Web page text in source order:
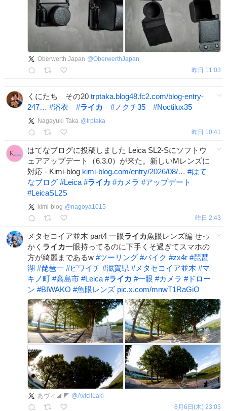
Oberwerth Japan @OberwerthJapan
昨日 11:03
くにたち その20 trptaka.blog48.fc2.com/blog-entry-
247… #浴衣 #ライカ #ノクチ35 #Noctilux35
Nagayuki Taka @trptaka
昨日 10:41
はてなブログに投稿しました Leica SL2-Sにソフトウ
ェアアップデート（6.3.0）が来た。新しいMレンズに
対応 - Kimi-blog kimi-blog.com/entry/2026/08/… #はて
なブログ #Leica #ライカ #カメラ #アップデート
#LeicaSL2S
kimi-blog @nagoya1015
昨日 2:43
メタセコイア並木 part4 一眼ライカ魚眼レンズ編 せっ
かく ライカ一眼持ってるのに下手くそ過ぎてスマホの
方が綺麗まであるw #ツーリング #バイク #zx4r #琵琶
湖 #琵琶一 #ビワイチ #滋賀県 #メタセコイア並木 #マ
キノ町 #高島市 #Leica #ライカ #一眼 #カメラ #ドロー
ン #BIWAKO #魚眼レンズ pic.x.com/mnwT1RaGiO
あヴィ◢ ◤ @AviciiLaki
8月6日(木) 23:03